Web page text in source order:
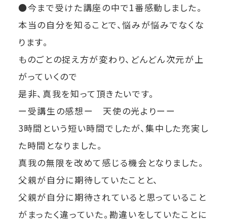
●今まで受けた講座の中で1番感動しました。
本当の自分を知ることで、悩みが悩みでなくな
ります。
ものごとの捉え方が変わり、どんどん次元が上
がっていくので
是非、真我を知って頂きたいです。
ー受講生の感想ー 天使の光よりーー
3時間という短い時間でしたが、集中した充実し
た時間となりました。
真我の無限を改めて感じる機会となりました。
父親が自分に期待していたことと、
父親が自分に期待されていると思っていること
がまったく違っていた。勘違いをしていたことに